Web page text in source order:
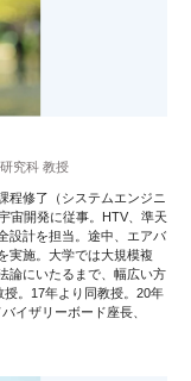
究科 教授
程修了（システムエンジニ
宙開発に従事。HTV、準天
設計を担当。途中、エアバ
実施。大学では大規模複
論にいたるまで、幅広い方
。17年より同教授。20年
イザリーボード座長、